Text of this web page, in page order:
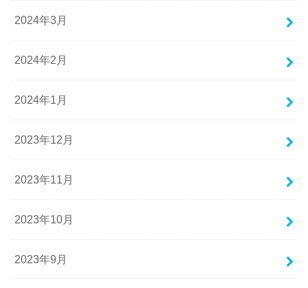
2024年3月
2024年2月
2024年1月
2023年12月
2023年11月
2023年10月
2023年9月